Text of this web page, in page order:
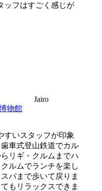
ッフはすごく感じが
Jairo
物館
すいスタッフが印象
車式登山鉄道でカル
リギ・クルムまでハ
ルムでランチを楽し
パまで歩いて戻りま
もリラックスできま